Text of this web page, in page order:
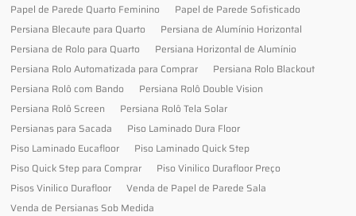
Papel de Parede Quarto Feminino
Papel de Parede Sofisticado
Persiana Blecaute para Quarto
Persiana de Alumínio Horizontal
Persiana de Rolo para Quarto
Persiana Horizontal de Alumínio
Persiana Rolo Automatizada para Comprar
Persiana Rolo Blackout
Persiana Rolô com Bando
Persiana Rolô Double Vision
Persiana Rolô Screen
Persiana Rolô Tela Solar
Persianas para Sacada
Piso Laminado Dura Floor
Piso Laminado Eucafloor
Piso Laminado Quick Step
Piso Quick Step para Comprar
Piso Vinilico Durafloor Preço
Pisos Vinilico Durafloor
Venda de Papel de Parede Sala
Venda de Persianas Sob Medida